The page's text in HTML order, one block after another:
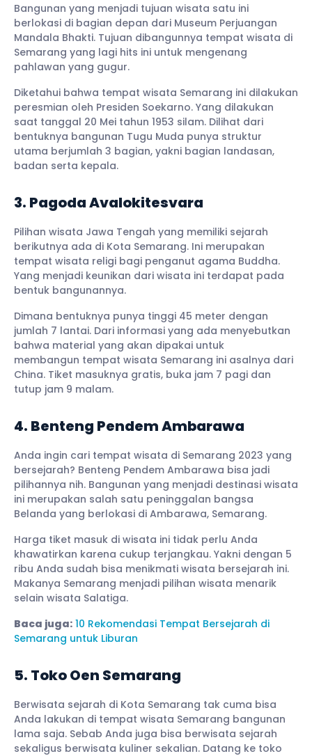
Bangunan yang menjadi tujuan wisata satu ini
berlokasi di bagian depan dari Museum Perjuangan
Mandala Bhakti. Tujuan dibangunnya tempat wisata di
Semarang yang lagi hits ini untuk mengenang
pahlawan yang gugur.
Diketahui bahwa tempat wisata Semarang ini dilakukan
peresmian oleh Presiden Soekarno. Yang dilakukan
saat tanggal 20 Mei tahun 1953 silam. Dilihat dari
bentuknya bangunan Tugu Muda punya struktur
utama berjumlah 3 bagian, yakni bagian landasan,
badan serta kepala.
3. Pagoda Avalokitesvara
Pilihan wisata Jawa Tengah yang memiliki sejarah
berikutnya ada di Kota Semarang. Ini merupakan
tempat wisata religi bagi penganut agama Buddha.
Yang menjadi keunikan dari wisata ini terdapat pada
bentuk bangunannya.
Dimana bentuknya punya tinggi 45 meter dengan
jumlah 7 lantai. Dari informasi yang ada menyebutkan
bahwa material yang akan dipakai untuk
membangun tempat wisata Semarang ini asalnya dari
China. Tiket masuknya gratis, buka jam 7 pagi dan
tutup jam 9 malam.
4. Benteng Pendem Ambarawa
Anda ingin cari tempat wisata di Semarang 2023 yang
bersejarah? Benteng Pendem Ambarawa bisa jadi
pilihannya nih. Bangunan yang menjadi destinasi wisata
ini merupakan salah satu peninggalan bangsa
Belanda yang berlokasi di Ambarawa, Semarang.
Harga tiket masuk di wisata ini tidak perlu Anda
khawatirkan karena cukup terjangkau. Yakni dengan 5
ribu Anda sudah bisa menikmati wisata bersejarah ini.
Makanya Semarang menjadi pilihan wisata menarik
selain wisata Salatiga.
Baca juga: 10 Rekomendasi Tempat Bersejarah di
Semarang untuk Liburan
5. Toko Oen Semarang
Berwisata sejarah di Kota Semarang tak cuma bisa
Anda lakukan di tempat wisata Semarang bangunan
lama saja. Sebab Anda juga bisa berwisata sejarah
sekaligus berwisata kuliner sekalian. Datang ke toko